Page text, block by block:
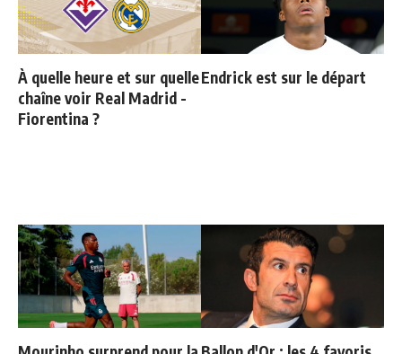
À quelle heure et sur quelle
chaîne voir Real Madrid -
Fiorentina ?
Endrick est sur le départ